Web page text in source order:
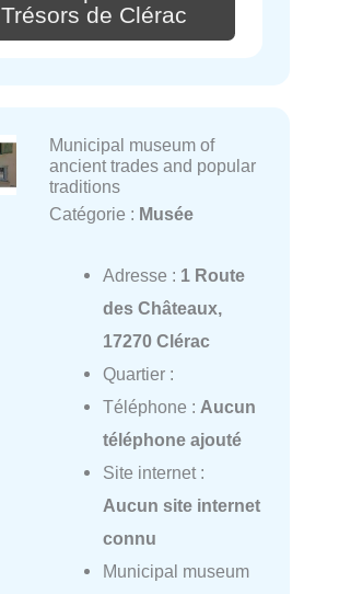
Trésors de Clérac
Municipal museum of
ancient trades and popular
traditions
Catégorie : Musée
Adresse : 1 Route
des Châteaux,
17270 Clérac
Quartier :
Téléphone : Aucun
téléphone ajouté
Site internet :
Aucun site internet
connu
Municipal museum